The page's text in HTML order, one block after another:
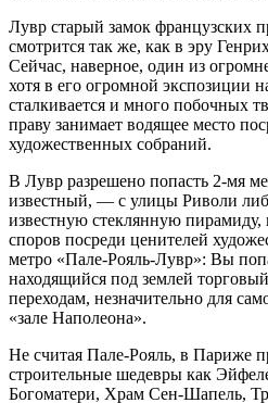
Лувр старый замок французских
смотрится так же, как в эру
Сейчас, наверное, один из
хотя в его огромной экспозиции
сталкивается и много побочных
праву занимает водящее место
художественных собраний.
В Лувр разрешено попасть 2-мя
известный, — с улицы Риволи
известную стеклянную пирамиду,
споров посреди ценителей
метро «Пале-Рояль-Лувр»: Вы
находящийся под землей
переходам, незначительно для
«зале Наполеона».
Не считая Пале-Рояль, в Париже
строительные шедевры как
Богоматери, Храм Сен-Шапель,